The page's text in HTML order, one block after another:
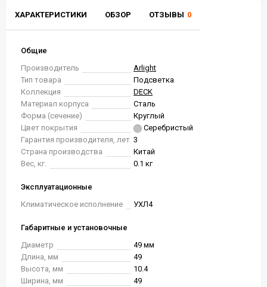
ХАРАКТЕРИСТИКИ ОБЗОР ОТЗЫВЫ 0
Общие
Производитель
Arlight
Тип товара
Подсветка
Коллекция
DECK
Материал корпуса
Сталь
Форма (сечение)
Круглый
Цвет покрытия
Серебристый
Гарантия производителя, лет 3
Страна производства
Китай
Вес, кг.
0.1 кг
Эксплуатационные
Климатическое исполнение
УХЛ4
Габаритные и установочные
Диаметр
49 мм
Длина, мм
49
Высота, мм
10.4
Ширина, мм
49